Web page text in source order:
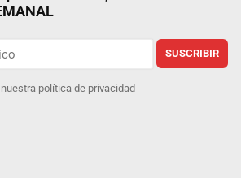
SUSCRIBIR
política de privacidad